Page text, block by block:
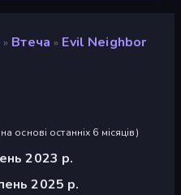
» Втеча » Evil Neighbor
на основі останніх 6 місяців)
2023 р.
2025 р.